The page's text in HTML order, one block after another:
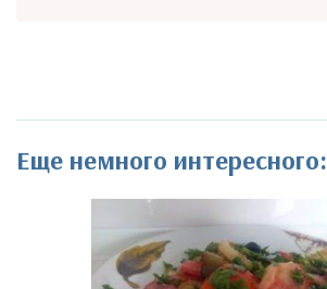
Еще немного интересного: